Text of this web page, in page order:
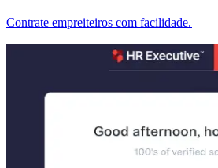
Contrate empreiteiros com facilidade.​​